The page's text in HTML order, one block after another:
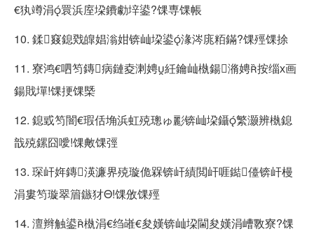
€犱竴涓睘浜庢垜鐨勮垶鍙?馃専馃帳
10. 鍒窡鎴戣皥娼滃姏锛屾垜鍙湪涔庣粨鏋?馃殌馃捈
11. 寮鸿€呬笉鏄病鏈夌溂娉紝鑰屾槸鍚潃娉按缁х画
鍚戝墠!馃挭馃槩
12. 鎴戜笉闇€瑕佸埆浜虹殑璁ゅ彲锛屾垜鑷繁灏辨槸鎴
戠殑鏍囧噯!馃敟馃弳
13. 琛屽姩鏄渶濂界殑璇佹槑锛屽績閲屽啀鐑儓锛屽槾
涓婁笉璇翠篃鏃犲Θ!馃攽馃殌
14. 澶辫触鍙槸涓€绉嶉€夋嫨锛屾垜閫夋嫨涓嶆斁寮?馃